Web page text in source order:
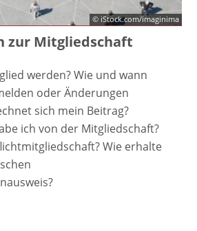
© iStock.com/imaginima
zur Mitgliedschaft
werden? Wie und wann
oder Änderungen
sich mein Beitrag?
ich von der Mitgliedschaft?
Wie erhalte